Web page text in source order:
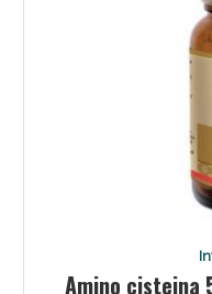
Amino cisteina